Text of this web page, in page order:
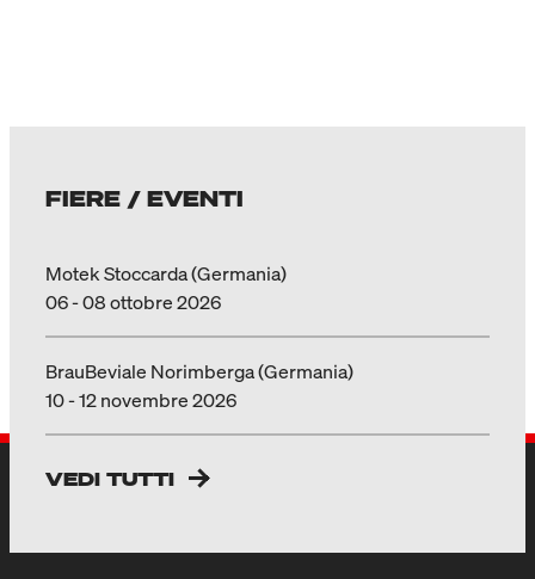
FIERE / EVENTI
Motek Stoccarda (Germania)
06 - 08 ottobre 2026
BrauBeviale Norimberga (Germania)
10 - 12 novembre 2026
VEDI TUTTI